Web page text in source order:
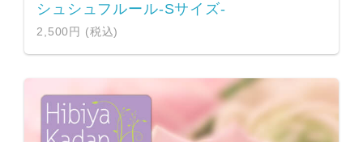
シュシュフルール-Sサイズ-
2,500円 (税込)